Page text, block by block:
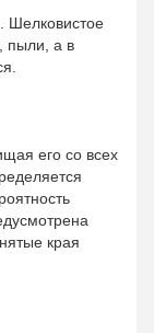
Шелковистое
пыли, а в
его со всех
края